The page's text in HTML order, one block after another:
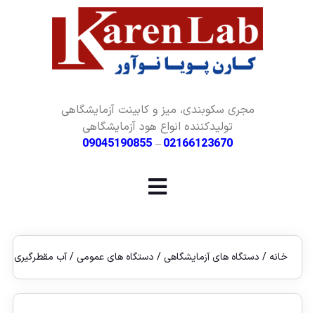
مجری سکوبندی، میز و کابینت آزمایشگاهی
تولیدکننده انواع هود آزمایشگاهی
02166123670
–
09045190855
خانه / دستگاه های آزمایشگاهی / دستگاه های عمومی / آب مقطرگیری